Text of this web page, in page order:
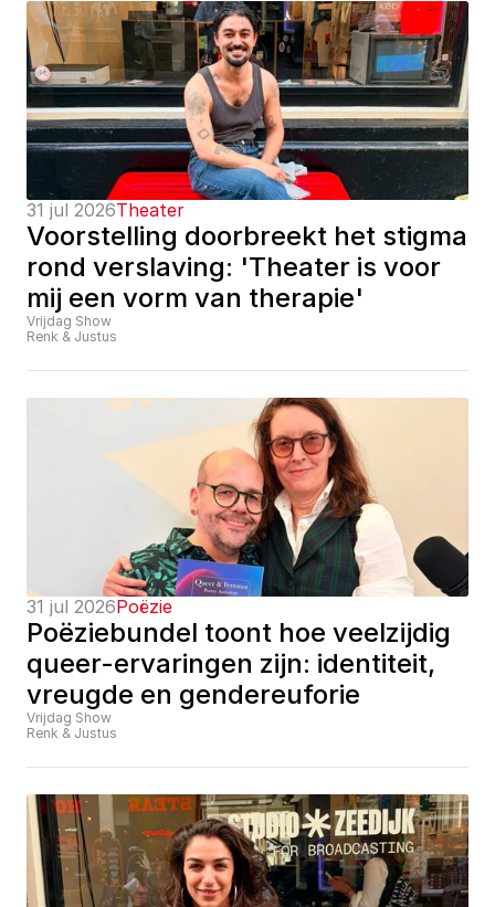
31 jul 2026Theater
Voorstelling doorbreekt het stigma
rond verslaving: 'Theater is voor
mij een vorm van therapie'
Vrijdag Show
Renk & Justus
31 jul 2026Poëzie
Poëziebundel toont hoe veelzijdig
queer-ervaringen zijn: identiteit,
vreugde en gendereuforie
Vrijdag Show
Renk & Justus